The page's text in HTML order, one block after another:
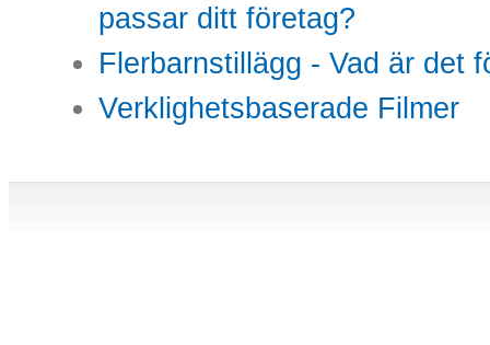
passar ditt företag?
Flerbarnstillägg - Vad är det
Verklighetsbaserade Filmer